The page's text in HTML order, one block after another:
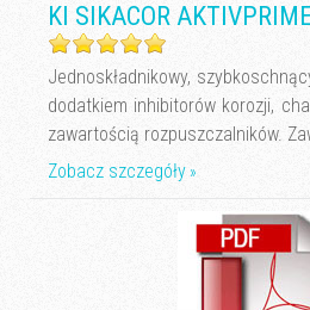
KI SIKACOR
Jednoskładnikowy,
dodatkiem inhibitorów korozji,
zawartością rozpuszczalników.
Zobacz szczegóły